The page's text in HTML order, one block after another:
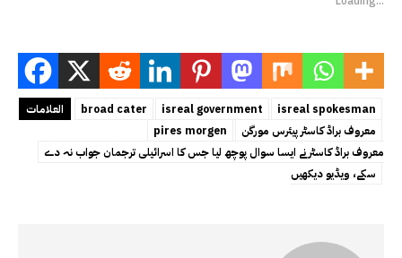
العلامات broad cater isreal government
isreal spokesman
pires morgen
معروف براڈ کاسٹر پیئرس مورگن
معروف براڈ کاسٹر نے ایسا سوال پوچھ لیا جس کا اسرائیلی ترجمان جواب نہ دے
سکے، ویڈیو دیکھیں